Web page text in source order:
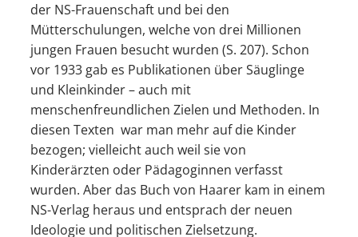
der NS-Frauenschaft und bei den
Mütterschulungen, welche von drei Millionen
jungen Frauen besucht wurden (S. 207). Schon
vor 1933 gab es Publikationen über Säuglinge
und Kleinkinder – auch mit
menschenfreundlichen Zielen und Methoden. In
diesen Texten war man mehr auf die Kinder
bezogen; vielleicht auch weil sie von
Kinderärzten oder Pädagoginnen verfasst
wurden. Aber das Buch von Haarer kam in einem
NS-Verlag heraus und entsprach der neuen
Ideologie und politischen Zielsetzung.